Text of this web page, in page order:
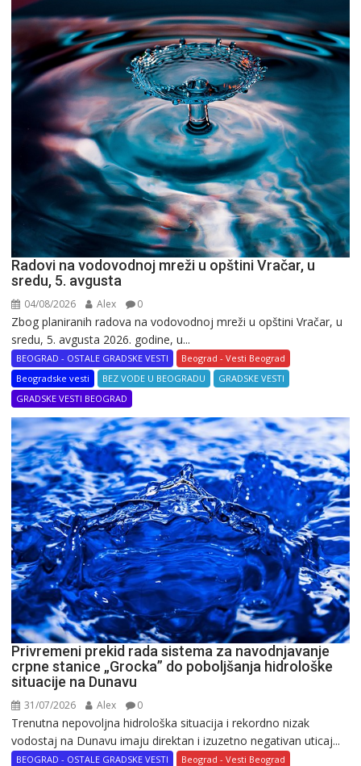
Radovi na vodovodnoj mreži u opštini Vračar, u
sredu, 5. avgusta
04/08/2026 Alex 0
Zbog planiranih radova na vodovodnoj mreži u opštini Vračar, u
sredu, 5. avgusta 2026. godine, u...
BEOGRAD - OSTALE GRADSKE VESTI
Beograd - Vesti Beograd
Beogradske vesti
BEZ VODE U BEOGRADU
GRADSKE VESTI
GRADSKE VESTI BEOGRAD
Privremeni prekid rada sistema za navodnjavanje
crpne stanice „Grocka” do poboljšanja hidrološke
situacije na Dunavu
31/07/2026 Alex 0
Trenutna nepovoljna hidrološka situacija i rekordno nizak
vodostaj na Dunavu imaju direktan i izuzetno negativan uticaj...
BEOGRAD - OSTALE GRADSKE VESTI
Beograd - Vesti Beograd